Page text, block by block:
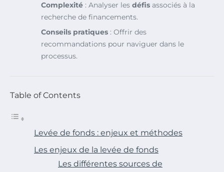
Complexité : Analyser les défis associés à la
recherche de financements.
Conseils pratiques : Offrir des
recommandations pour naviguer dans le
processus.
Table of Contents
Levée de fonds : enjeux et méthodes
Les enjeux de la levée de fonds
Les différentes sources de